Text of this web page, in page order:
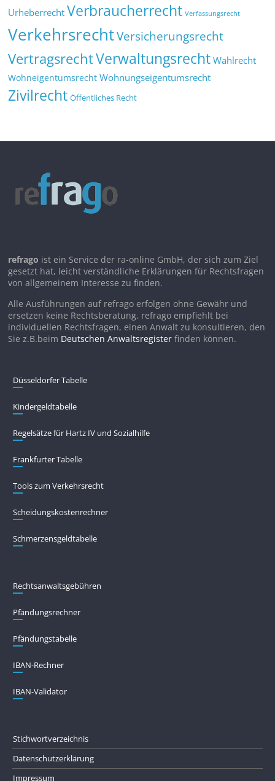
Urheberrecht Verbraucherrecht Verfassungsrecht
VerkehrsrechtVersicherungsrecht
VertragsrechtVerwaltungsrecht Wahlrecht
Wohneigentumsrecht Wohnungseigentumsrecht
Zivilrecht Öffentliches Recht
refrago ist ein Service der ra-online GmbH, der sich zum Ziel
gesetzt hat, leicht verständliche Erklärungen für Rechtsfragen
von allgemeinem Interesse zu finden.
Alle Ausführungen auf refrago erfolgen ohne Gewähr und
ersetzen keine Rechtsberatung. refrago empfiehlt bei
individuellen Rechtsfragen, einen Anwalt zu konsultieren, den
Sie z.B.beim Deutschen Anwaltsregister finden können.
Düsseldorfer Tabelle
Kindergeldtabelle
Regelsätze für Hartz IV und Sozialhilfe
Frankfurter Tabelle
Tools zum Verkehrsrecht
Scheidungskostenrechner
Schmerzensgeldtabelle
Rechtsanwaltsgebühren
Pfändungs­rechner
Pfändungs­tabelle
IBAN-Rechner
IBAN-Validator
Stichwortverzeichnis
Datenschutzerklärung
Impressum